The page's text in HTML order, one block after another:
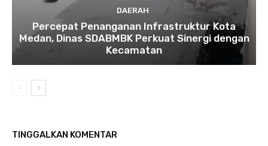
DAERAH
Percepat Penanganan Infrastruktur Kota
Medan, Dinas SDABMBK Perkuat Sinergi dengan
Kecamatan
TINGGALKAN KOMENTAR